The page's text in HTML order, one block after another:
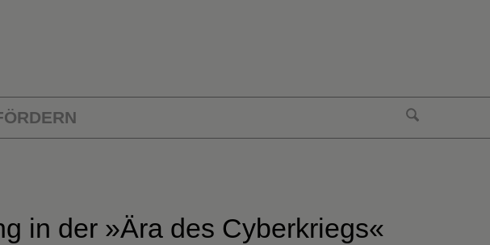
in der »Ära des Cyberkriegs«